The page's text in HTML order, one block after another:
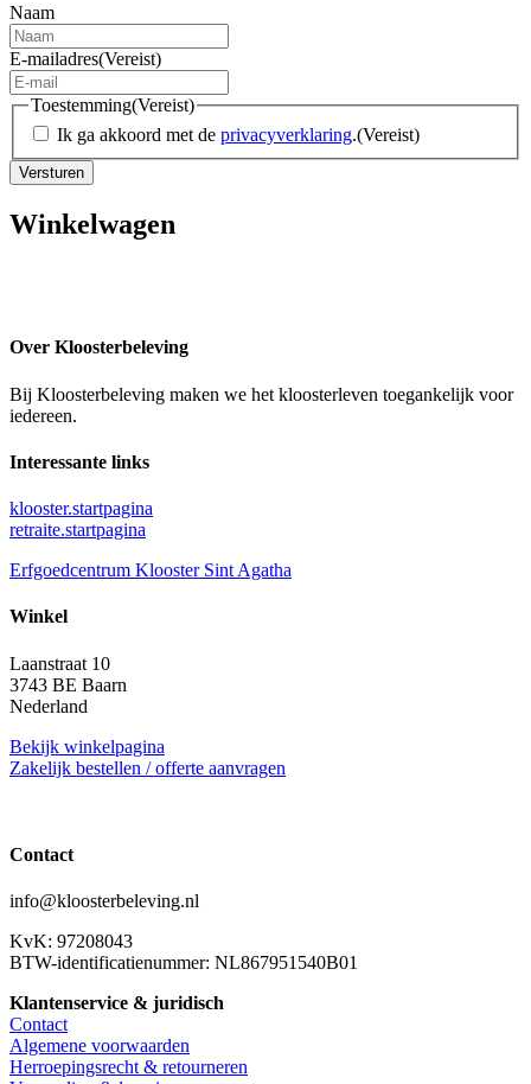
Naam
E-mailadres(Vereist)
Toestemming(Vereist)
Ik ga akkoord met de privacyverklaring.(Vereist)
Winkelwagen
Over Kloosterbeleving
Bij Kloosterbeleving maken we het kloosterleven toegankelijk voor
iedereen.
Interessante links
klooster.startpagina
retraite.startpagina
Erfgoedcentrum Klooster Sint Agatha
Winkel
Laanstraat 10
3743 BE Baarn
Nederland
Bekijk winkelpagina
Zakelijk bestellen / offerte aanvragen
Contact
info@kloosterbeleving.nl
KvK: 97208043
BTW-identificatienummer: NL867951540B01
Klantenservice & juridisch
Contact
Algemene voorwaarden
Herroepingsrecht & retourneren